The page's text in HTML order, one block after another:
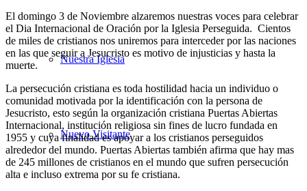
Nuestra Iglesia
Nuevo Visitante
El domingo 3 de Noviembre alzaremos nuestras voces para celebrar
el Dia Internacional de Oración por la Iglesia Perseguida. Cientos
de miles de cristianos nos uniremos para interceder por las naciones
en las que seguir a Jesucristo es motivo de injusticias y hasta la
muerte.
La persecución cristiana es toda hostilidad hacia un individuo o
comunidad motivada por la identificación con la persona de
Jesucristo, esto según la organización cristiana Puertas Abiertas
Internacional, institución religiosa sin fines de lucro fundada en
1955 y cuya finalidad es apoyar a los cristianos perseguidos
alrededor del mundo. Puertas Abiertas también afirma que hay mas
de 245 millones de cristianos en el mundo que sufren persecución
alta e incluso extrema por su fe cristiana.